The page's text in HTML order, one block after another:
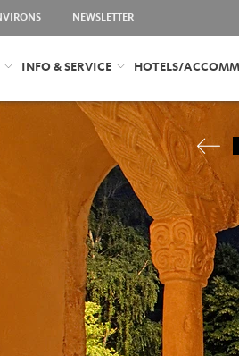
NEWSLETTER
INFO & SERVICE HOTELS/